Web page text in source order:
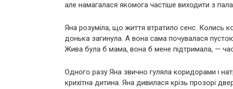
але намагалася якомога частіше виходити з
Яна розуміла, що життя втратило сенс. Колись
донька загинула. А вона сама почувалася
Жива була б мама, вона б мене підтримала, —
Одного разу Яна звично гуляла коридорами і
крихітна дитина. Яна дивилася крізь прозорі